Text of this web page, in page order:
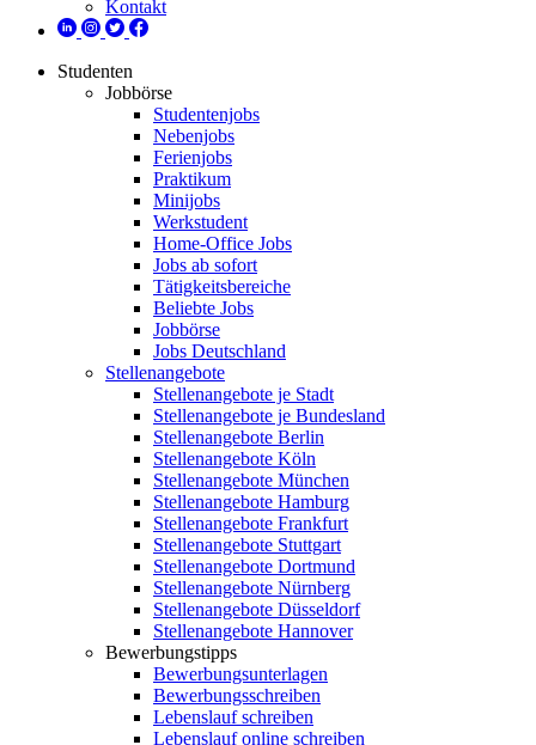
Kontakt
Studenten
Jobbörse
Studentenjobs
Nebenjobs
Ferienjobs
Praktikum
Minijobs
Werkstudent
Home-Office Jobs
Jobs ab sofort
Tätigkeitsbereiche
Beliebte Jobs
Jobbörse
Jobs Deutschland
Stellenangebote
Stellenangebote je Stadt
Stellenangebote je Bundesland
Stellenangebote Berlin
Stellenangebote Köln
Stellenangebote München
Stellenangebote Hamburg
Stellenangebote Frankfurt
Stellenangebote Stuttgart
Stellenangebote Dortmund
Stellenangebote Nürnberg
Stellenangebote Düsseldorf
Stellenangebote Hannover
Bewerbungstipps
Bewerbungsunterlagen
Bewerbungsschreiben
Lebenslauf schreiben
Lebenslauf online schreiben